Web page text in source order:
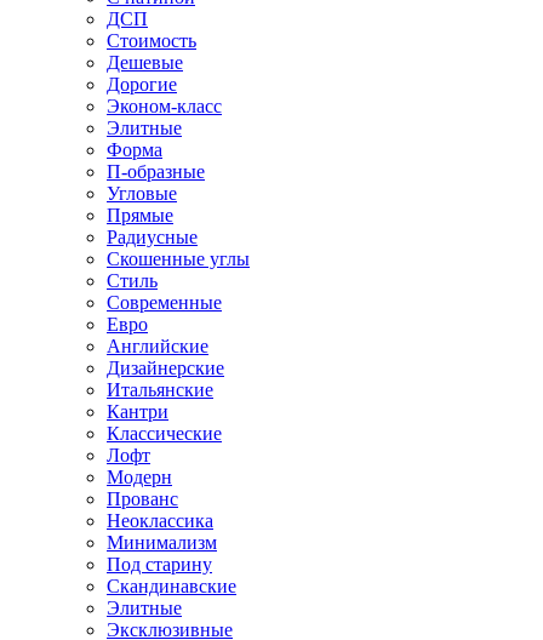
ДСП
Стоимость
Дешевые
Дорогие
Эконом-класс
Элитные
Форма
П-образные
Угловые
Прямые
Радиусные
Скошенные углы
Стиль
Современные
Евро
Английские
Дизайнерские
Итальянские
Кантри
Классические
Лофт
Модерн
Прованс
Неоклассика
Минимализм
Под старину
Скандинавские
Элитные
Эксклюзивные